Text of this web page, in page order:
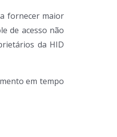
fornecer maior
de acesso não
da HID
em tempo